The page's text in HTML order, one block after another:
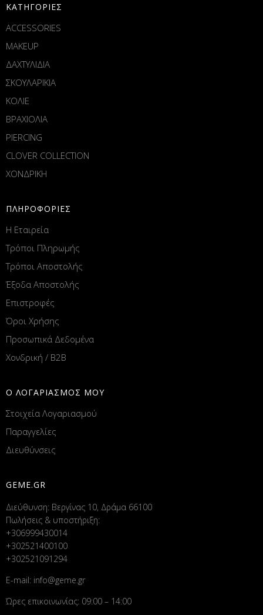
ΚΑΤΗΓΟΡΙΕΣ
ACCESSORIES
MAKEUP
ΔΑΧΤΥΛΙΔΙΑ
ΣΚΟΥΛΑΡΙΚΙΑ
ΚΟΛΙΕ
ΒΡΑΧΙΟΛΙΑ
PIERCING
CLOVER COLLECTION
ΧΟΝΔΡΙΚΗ
ΠΛΗΡΟΦΟΡΙΕΣ
Η Εταιρεία
Τρόποι Πληρωμής
Τρόποι Αποστολής
Έξοδα Αποστολής
Επιστροφές
Όροι Χρήσης
Προσωπικά Δεδομένα
Χονδρική / B2B
Ο ΛΟΓΑΡΙΑΣΜΟΣ ΜΟΥ
Στοιχεία Λογαριασμού
Παραγγελίες
Διευθύνσεις
GEME.GR
Διεύθυνση: Βεργίνας 10, Δράμα 66100
Πωλήσεις & υποστήριξη:
+306999430014
+302521400100
+302521091294
E-mail: info@geme.gr
Ώρες επικοινωνίας: 09:00 – 14:00